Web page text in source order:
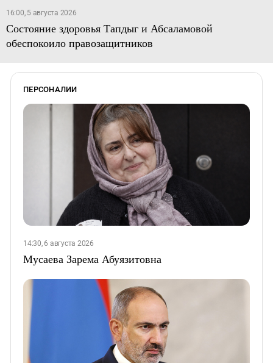
16:00, 5 августа 2026
Состояние здоровья Тапдыг и Абсаламовой
обеспокоило правозащитников
ПЕРСОНАЛИИ
14:30, 6 августа 2026
Мусаева Зарема Абуязитовна